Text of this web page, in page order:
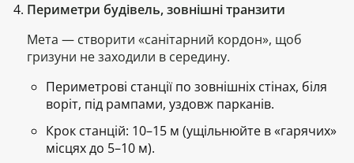
Периметри будівель, зовнішні транзити
Мета — створити «санітарний кордон», щоб
гризуни не заходили в середину.
Периметрові станції по зовнішніх стінах, біля
воріт, під рампами, уздовж парканів.
Крок станцій: 10–15 м (ущільнюйте в «гарячих»
місцях до 5–10 м).